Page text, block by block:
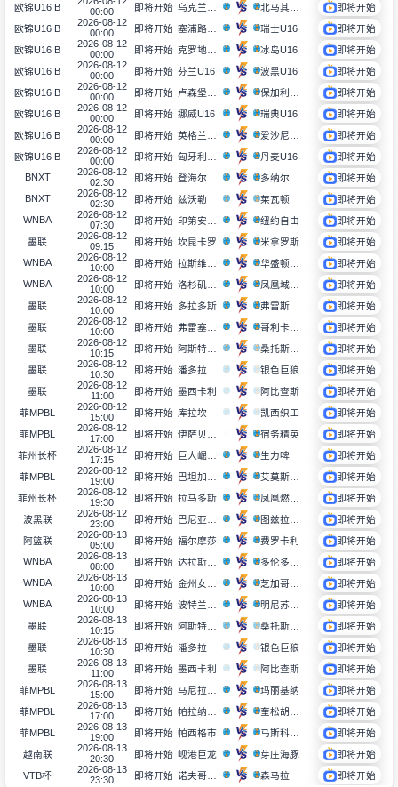
欧锦U16 B
00:00
即将开始
即将开始
欧锦U16 B
2026-08-12
00:00
即将开始 塞浦路斯U16 瑞士U16
即将开始
欧锦U16 B
2026-08-12
00:00
即将开始 克罗地亚U16 冰岛U16
即将开始
欧锦U16 B
2026-08-12
00:00
即将开始 芬兰U16 波黑U16
即将开始
欧锦U16 B
2026-08-12
00:00
即将开始
即将开始
欧锦U16 B
2026-08-12
00:00
即将开始 挪威U16 瑞典U16
即将开始
欧锦U16 B
2026-08-12
00:00
即将开始
即将开始
欧锦U16 B
2026-08-12
00:00
即将开始 丹麦U16
即将开始
BNXT
2026-08-12
02:30
即将开始
即将开始
BNXT
2026-08-12
02:30
即将开始 兹沃勒 莱瓦顿
即将开始
WNBA
2026-08-12
07:30
即将开始 纽约自由
即将开始
墨联
2026-08-12
09:15
即将开始 坎昆卡罗 米拿罗斯
即将开始
WNBA
2026-08-12
10:00
即将开始
即将开始
WNBA
2026-08-12
10:00
即将开始 洛杉矶火花
即将开始
墨联
2026-08-12
10:00
即将开始 多拉多斯
即将开始
墨联
2026-08-12
10:00
即将开始 弗雷塞罗斯
即将开始
墨联
2026-08-12
10:15
即将开始 阿斯特罗斯
即将开始
墨联
2026-08-12
10:30
即将开始 潘多拉 银色巨狼
即将开始
墨联
2026-08-12
11:00
即将开始 墨西卡利 阿比查斯
即将开始
菲MPBL
2026-08-12
15:00
即将开始 库拉坎 凯西织工
即将开始
菲MPBL
2026-08-12
17:00
即将开始 宿务精英
即将开始
菲州长杯
2026-08-12
17:15
即将开始 巨人崛起者 生力啤
即将开始
菲MPBL
2026-08-12
19:00
即将开始
即将开始
菲州长杯
2026-08-12
19:30
即将开始 拉马多斯
即将开始
波黑联
2026-08-12
23:00
即将开始
即将开始
阿篮联
2026-08-13
05:00
即将开始 福尔摩莎 费罗卡利
即将开始
WNBA
2026-08-13
08:00
即将开始 达拉斯飞翼
即将开始
WNBA
2026-08-13
10:00
即将开始 金州女武神
即将开始
WNBA
2026-08-13
10:00
即将开始
即将开始
墨联
2026-08-13
10:15
即将开始 阿斯特罗斯
即将开始
墨联
2026-08-13
10:30
即将开始 潘多拉 银色巨狼
即将开始
墨联
2026-08-13
11:00
即将开始 墨西卡利 阿比查斯
即将开始
菲MPBL
2026-08-13
15:00
即将开始 玛丽基纳
即将开始
菲MPBL
2026-08-13
17:00
即将开始
即将开始
菲MPBL
2026-08-13
19:00
即将开始 帕西格市
即将开始
越南联
2026-08-13
20:30
即将开始 岘港巨龙 芽庄海豚
即将开始
VTB杯
2026-08-13
23:30
即将开始 诺夫哥罗德 森马拉 即将开始